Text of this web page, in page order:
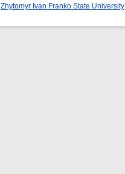
Zhytomyr Ivan Franko State University